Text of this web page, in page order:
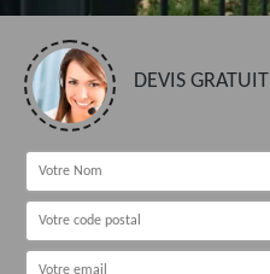
DEVIS GRATUIT